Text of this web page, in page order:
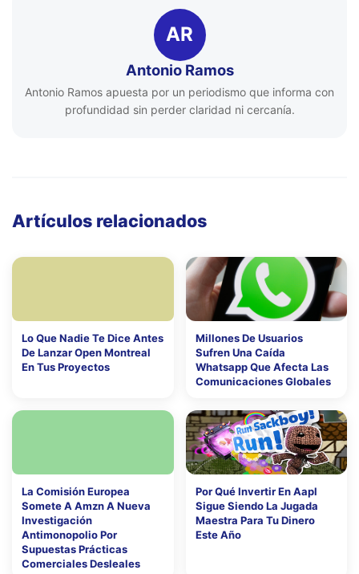
AR
Antonio Ramos
Antonio Ramos apuesta por un periodismo que informa con
profundidad sin perder claridad ni cercanía.
Artículos relacionados
Lo Que Nadie Te Dice Antes
De Lanzar Open Montreal
En Tus Proyectos
Millones De Usuarios
Sufren Una Caída
Whatsapp Que Afecta Las
Comunicaciones Globales
La Comisión Europea
Somete A Amzn A Nueva
Investigación
Antimonopolio Por
Supuestas Prácticas
Comerciales Desleales
Por Qué Invertir En Aapl
Sigue Siendo La Jugada
Maestra Para Tu Dinero
Este Año